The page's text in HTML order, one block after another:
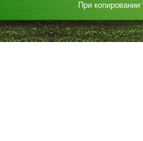
При